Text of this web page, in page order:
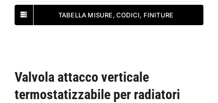
TABELLA MISURE, CODICI, FINITURE
Valvola attacco verticale
termostatizzabile per radiatori